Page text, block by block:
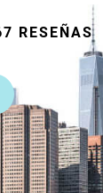
RESEÑAS